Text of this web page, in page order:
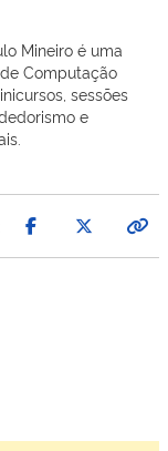
Mineiro é uma
Computação
sessões
e